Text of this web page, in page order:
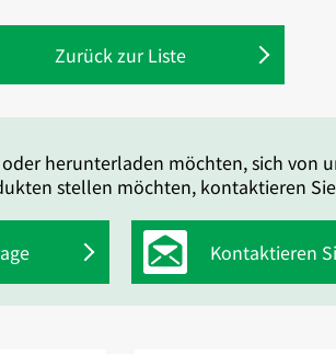
Zurück zur Liste
herunterladen möchten, sich von
stellen möchten, kontaktieren
Kontaktieren